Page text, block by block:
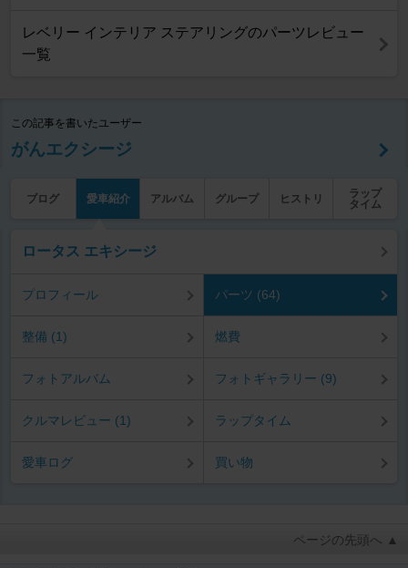
レベリー インテリア ステアリングのパーツレビュー
一覧
この記事を書いたユーザー
がんエクシージ
ブログ 愛車紹介 アルバム グループ ヒストリ
ラップ
タイム
ロータス エキシージ
プロフィール パーツ (64)
整備 (1) 燃費
フォトアルバム フォトギャラリー (9)
クルマレビュー (1) ラップタイム
愛車ログ 買い物
ページの先頭へ ▲